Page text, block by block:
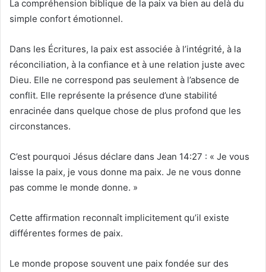
La compréhension biblique de la paix va bien au delà du
simple confort émotionnel.
Dans les Écritures, la paix est associée à l’intégrité, à la
réconciliation, à la confiance et à une relation juste avec
Dieu. Elle ne correspond pas seulement à l’absence de
conflit. Elle représente la présence d’une stabilité
enracinée dans quelque chose de plus profond que les
circonstances.
C’est pourquoi Jésus déclare dans Jean 14:27 : « Je vous
laisse la paix, je vous donne ma paix. Je ne vous donne
pas comme le monde donne. »
Cette affirmation reconnaît implicitement qu’il existe
différentes formes de paix.
Le monde propose souvent une paix fondée sur des